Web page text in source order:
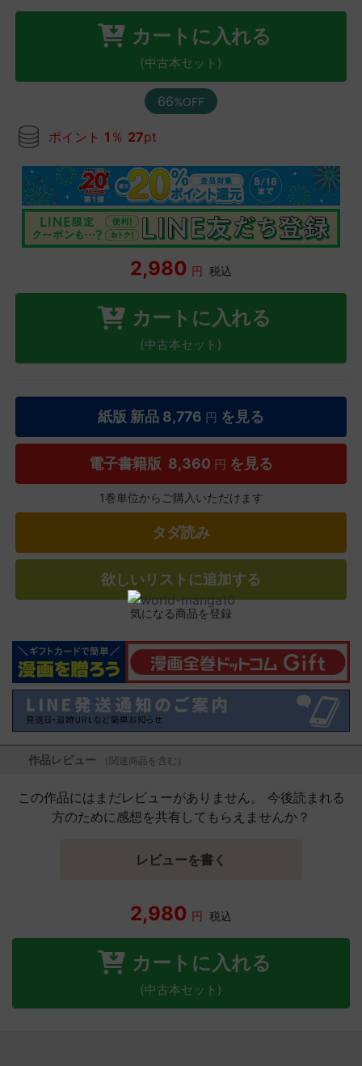
カートに入れる
(中古本セット)
66%OFF
ポイント 1 ％ 27pt
2,980 円 税込
カートに入れる
(中古本セット)
紙版 新品 8,776 円 を見る
電子書籍版 8,360 円 を見る
1巻単位からご購入いただけます
タダ読み
欲しいリストに追加する
気になる商品を登録
作品レビュー （関連商品を含む）
この作品にはまだレビューがありません。 今後読まれる
方のために感想を共有してもらえませんか？
レビューを書く
2,980 円 税込
カートに入れる
(中古本セット)